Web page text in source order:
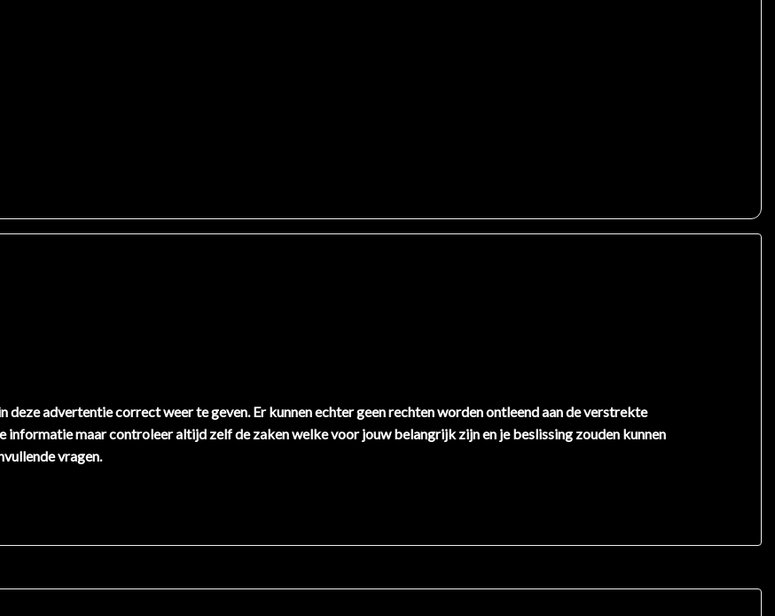
advertentie correct weer te geven. Er kunnen echter geen rechten worden ontleend aan de verstrekte
maar controleer altijd zelf de zaken welke voor jouw belangrijk zijn en je beslissing zouden kunnen
vragen.